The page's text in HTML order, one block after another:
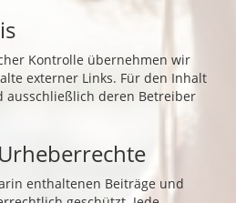
Kontrolle übernehmen wir
externer Links. Für den Inhalt
ausschließlich deren Betreiber
enthaltenen Beiträge und